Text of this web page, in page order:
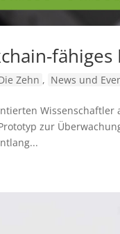
fähiges
Zehn , News und
zur